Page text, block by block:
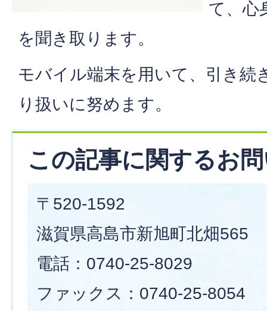
て、心
を聞き取ります。
モバイル端末を用いて、引き続
り扱いに努めます。
この記事に関するお
〒520-1592
滋賀県高島市新旭町北畑565
電話：0740-25-8029
ファックス：0740-25-8054